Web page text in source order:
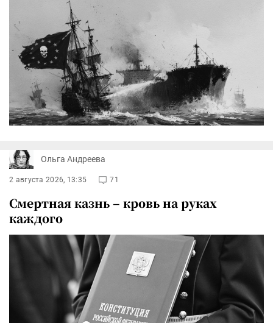
Ольга Андреева
2 августа 2026, 13:35 71
Смертная казнь – кровь на руках
каждого